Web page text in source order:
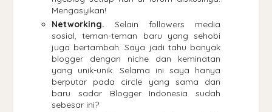
Mengasyikan!
Networking. Selain followers media
sosial, teman-teman baru yang sehobi
juga bertambah. Saya jadi tahu banyak
blogger dengan niche dan keminatan
yang unik-unik. Selama ini saya hanya
berputar pada circle yang sama dan
baru sadar Blogger Indonesia sudah
sebesar ini?